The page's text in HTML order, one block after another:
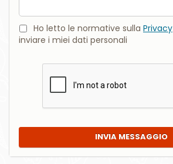
Ho letto le normative sulla Privacy
inviare i miei dati personali
INVIA MESSAGGIO